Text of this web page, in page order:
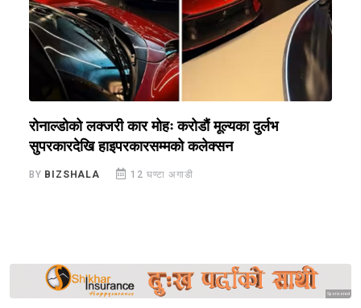
रोनाल्डोको लक्जरी कार मोहः करोडौं मूल्यका दुर्लभ
सुपरकारदेखि हाइपरकारसम्मको कलेक्सन
BY BIZSHALA 12 घण्टा अगाडी
Sponsored